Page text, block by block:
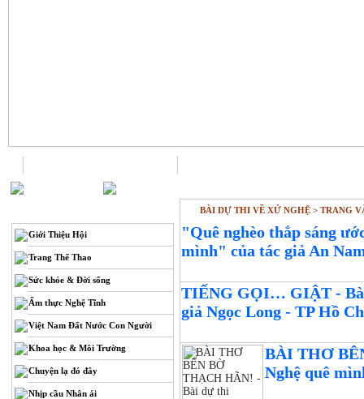
Giới Thiệu Hội
Trang Thể Thao
Sức khỏe & Đời sống
Ẩm thực Nghệ Tĩnh
Việt Nam Đất Nước Con Người
Khoa học & Môi Trường
Chuyện lạ đó đây
Nhịp cầu Nhân ái
BÀI DỰ THI VỀ XỨ NGHỆ > TRANG
"Quê nghèo thắp sáng
mình" của tác giả An
TIẾNG GỌI… GIẬT -
giả Ngọc Long - TP Hồ
BÀI THƠ
Nghệ quê